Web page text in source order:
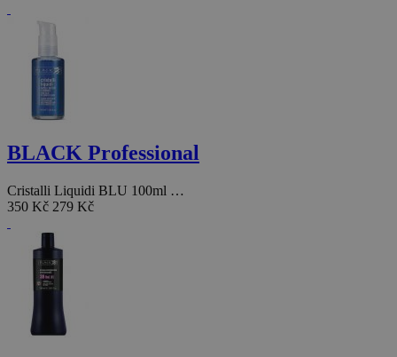
BLACK Professional
Cristalli Liquidi BLU 100ml …
350 Kč 279 Kč